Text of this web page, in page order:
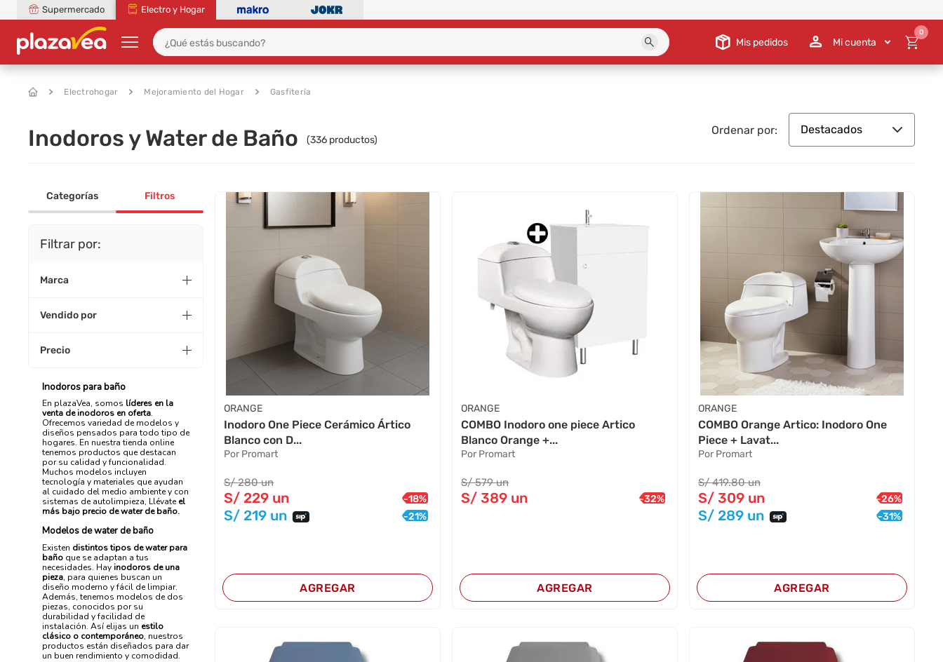
Supermercado Electro y Hogar
Mis pedidos Mi cuenta
0
Electrohogar Mejoramiento del Hogar Gasfitería
Inodoros y Water de Baño (336 productos)
Ordenar por: Destacados
Categorías Filtros
Filtrar por:
Marca
Vendido por
Precio
Inodoros para baño
En plazaVea, somos líderes en la
venta de inodoros en oferta.
Ofrecemos variedad de modelos y
diseños pensados para todo tipo de
hogares. En nuestra tienda online
tenemos productos que destacan
por su calidad y funcionalidad.
Muchos modelos incluyen
tecnología y materiales que ayudan
al cuidado del medio ambiente y con
sistemas de autolimpieza, Llévateel
más bajo precio de water de baño.
Modelos de water de baño
Existen distintos tipos de water para
baño que se adaptan a tus
necesidades. Hayinodoros de una
pieza, para quienes buscan un
diseño moderno y fácil de limpiar.
Además, tenemos modelos de dos
piezas, conocidos por su
durabilidad y facilidad de
instalación. Así elijas un estilo
clásico o contemporáneo, nuestros
productos están diseñados para dar
un buen rendimiento y comodidad.
ORANGE
Inodoro One Piece Cerámico Ártico
Blanco con D...
Por Promart
S/280 un
S/ 229 un -18%
S/ 219 un -21%
AGREGAR
ORANGE
COMBO Inodoro one piece Artico
Blanco Orange +...
Por Promart
S/579 un
S/389 un -32%
AGREGAR
ORANGE
COMBO Orange Artico: Inodoro One
Piece + Lavat...
Por Promart
S/419.80 un
S/ 309 un -26%
S/ 289 un -31%
AGREGAR